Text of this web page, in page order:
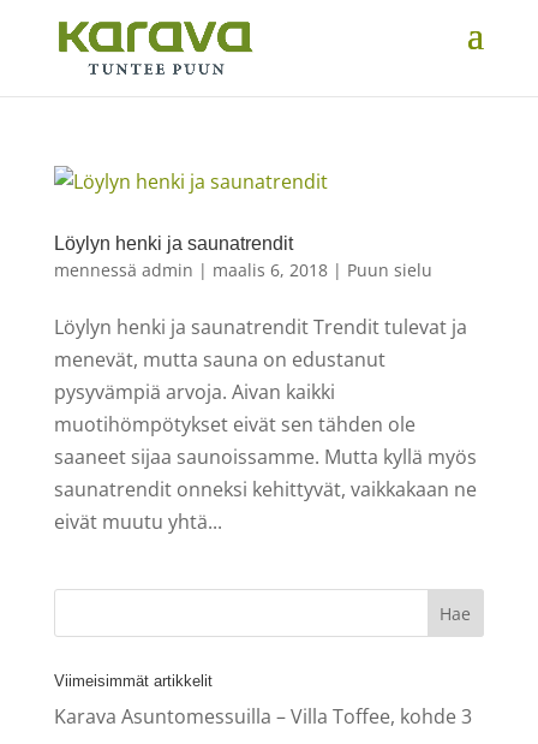
Löylyn henki ja saunatrendit
mennessä admin | maalis 6, 2018| Puun sielu
Löylyn henki ja saunatrendit Trendit tulevat ja
menevät, mutta sauna on edustanut
pysyvämpiä arvoja. Aivan kaikki
muotihömpötykset eivät sen tähden ole
saaneet sijaa saunoissamme. Mutta kyllä myös
saunatrendit onneksi kehittyvät, vaikkakaan ne
eivät muutu yhtä...
Viimeisimmät artikkelit
Karava Asuntomessuilla – Villa Toffee, kohde 3